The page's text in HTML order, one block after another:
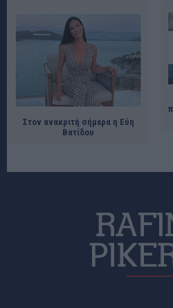
Στον ανακριτή σήμερα η Εύη
Βατίδου